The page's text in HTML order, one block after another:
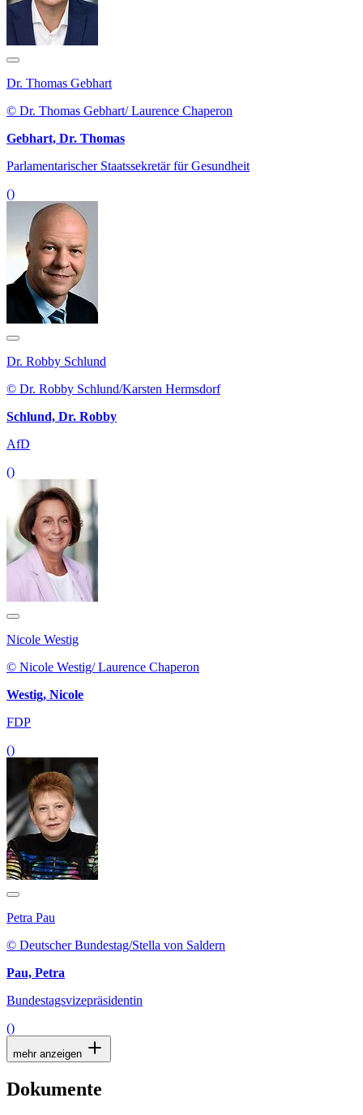
Dr. Thomas Gebhart
© Dr. Thomas Gebhart/ Laurence Chaperon
Gebhart, Dr. Thomas
Parlamentarischer Staatssekretär für Gesundheit
()
Dr. Robby Schlund
© Dr. Robby Schlund/Karsten Hermsdorf
Schlund, Dr. Robby
AfD
()
Nicole Westig
© Nicole Westig/ Laurence Chaperon
Westig, Nicole
FDP
()
Petra Pau
© Deutscher Bundestag/Stella von Saldern
Pau, Petra
Bundestagsvizepräsidentin
()
mehr anzeigen
Dokumente